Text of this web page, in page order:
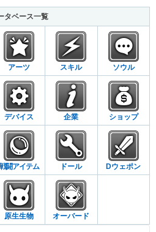
タベース一覧
アーツ スキル ソウル
デバイス 企業 ショップ
戦闘アイテム ドール Dウェポン
原生生物 オーバード